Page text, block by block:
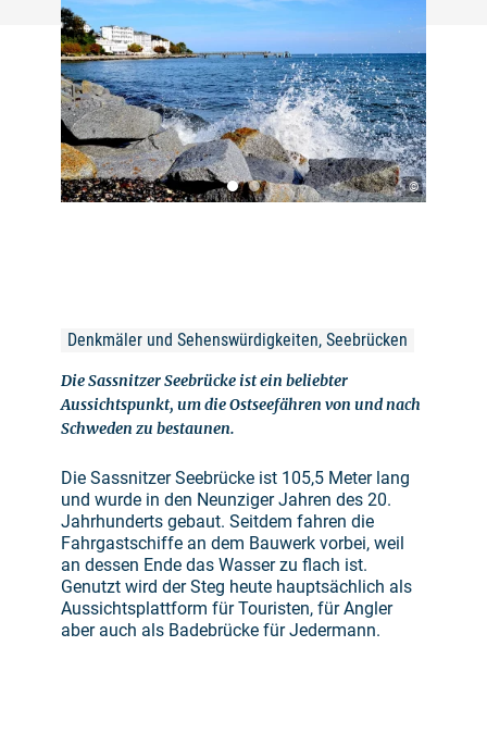
©
Denkmäler und Sehenswürdigkeiten, Seebrücken
Die Sassnitzer Seebrücke ist ein beliebter
Aussichtspunkt, um die Ostseefähren von und nach
Schweden zu bestaunen.
Die Sassnitzer Seebrücke ist 105,5 Meter lang
und wurde in den Neunziger Jahren des 20.
Jahrhunderts gebaut. Seitdem fahren die
Fahrgastschiffe an dem Bauwerk vorbei, weil
an dessen Ende das Wasser zu flach ist.
Genutzt wird der Steg heute hauptsächlich als
Aussichtsplattform für Touristen, für Angler
aber auch als Badebrücke für Jedermann.